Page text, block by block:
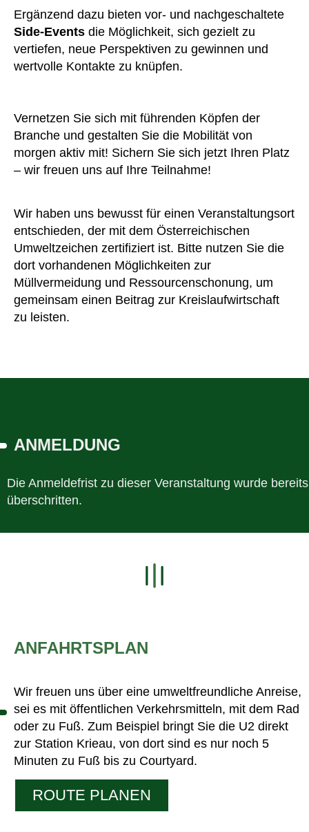
Ergänzend dazu bieten vor- und nachgeschaltete
Side-Events die Möglichkeit, sich gezielt zu
vertiefen, neue Perspektiven zu gewinnen und
wertvolle Kontakte zu knüpfen.
Vernetzen Sie sich mit führenden Köpfen der
Branche und gestalten Sie die Mobilität von
morgen aktiv mit! Sichern Sie sich jetzt Ihren Platz
– wir freuen uns auf Ihre Teilnahme!
Wir haben uns bewusst für einen Veranstaltungsort
entschieden, der mit dem Österreichischen
Umweltzeichen zertifiziert ist. Bitte nutzen Sie die
dort vorhandenen Möglichkeiten zur
Müllvermeidung und Ressourcenschonung, um
gemeinsam einen Beitrag zur Kreislaufwirtschaft
zu leisten.
ANMELDUNG
Die Anmeldefrist zu dieser Veranstaltung wurde bereits
überschritten.
ANFAHRTSPLAN
Wir freuen uns über eine umweltfreundliche Anreise,
sei es mit öffentlichen Verkehrsmitteln, mit dem Rad
oder zu Fuß. Zum Beispiel bringt Sie die U2 direkt
zur Station Krieau, von dort sind es nur noch 5
Minuten zu Fuß bis zu Courtyard.
ROUTE PLANEN